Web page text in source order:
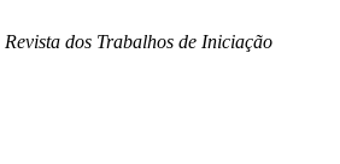
Revista dos Trabalhos de Iniciação